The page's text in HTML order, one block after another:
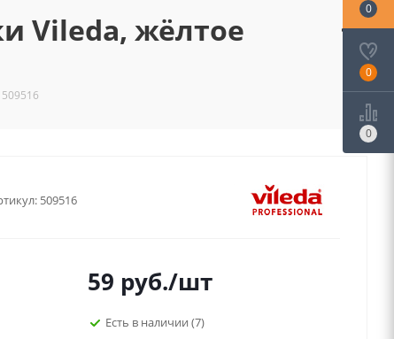
Vileda, жёлтое
509516
59 руб./шт
Есть в наличии (7)
0
0
0